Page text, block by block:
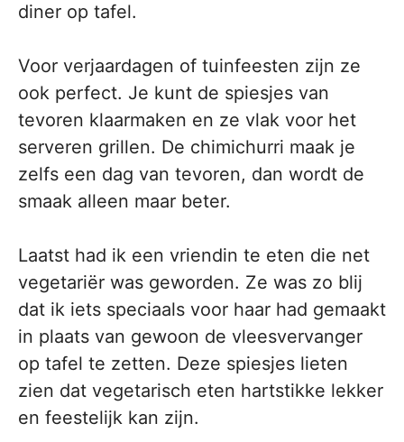
diner op tafel.
Voor verjaardagen of tuinfeesten zijn ze
ook perfect. Je kunt de spiesjes van
tevoren klaarmaken en ze vlak voor het
serveren grillen. De chimichurri maak je
zelfs een dag van tevoren, dan wordt de
smaak alleen maar beter.
Laatst had ik een vriendin te eten die net
vegetariër was geworden. Ze was zo blij
dat ik iets speciaals voor haar had gemaakt
in plaats van gewoon de vleesvervanger
op tafel te zetten. Deze spiesjes lieten
zien dat vegetarisch eten hartstikke lekker
en feestelijk kan zijn.